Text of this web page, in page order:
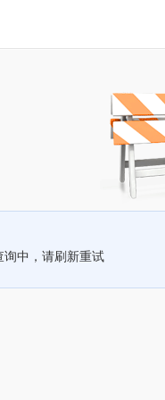
询中，请刷新重试